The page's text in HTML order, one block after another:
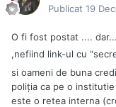
Publicat 19
O fi fost postat ....
,nefiind link-ul cu
si oameni de buna
poliţia ca pe o
este o retea interna